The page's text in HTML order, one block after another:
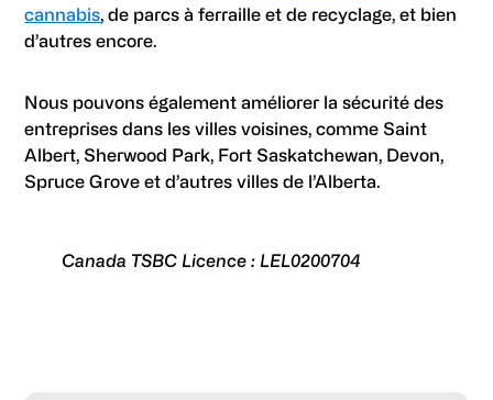
cannabis, de parcs à ferraille et de recyclage, et bien
d’autres encore.
Nous pouvons également améliorer la sécurité des
entreprises dans les villes voisines, comme Saint
Albert, Sherwood Park, Fort Saskatchewan, Devon,
Spruce Grove et d’autres villes de l’Alberta.
Canada TSBC Licence : LEL0200704